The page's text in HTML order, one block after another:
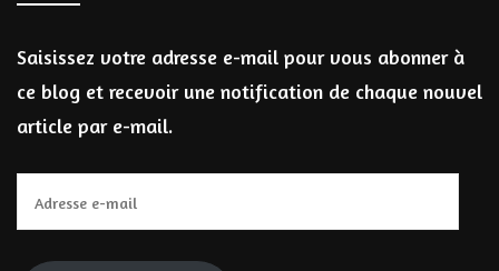
Saisissez votre adresse e-mail pour vous abonner à
ce blog et recevoir une notification de chaque nouvel
article par e-mail.
e-
mail